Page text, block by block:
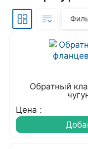
Обратный
Цена :